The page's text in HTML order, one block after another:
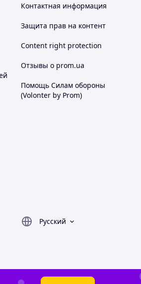
Контактная информация
Защита прав на контент
Content right protection
Отзывы о prom.ua
Помощь Силам обороны
(Volonter by Prom)
Русский